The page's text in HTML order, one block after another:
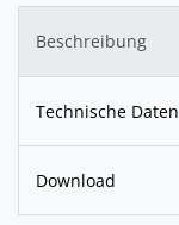
Beschreibung
Technische Daten
Download